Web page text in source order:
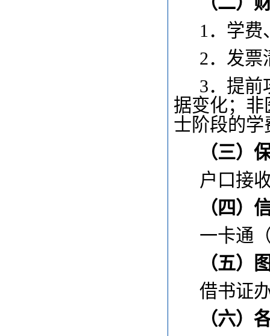
1．学费
2．发票
3．提前
据变化；
士阶段的学
（三）
户口接
（四）
一卡通
（五）
借书证
（六）